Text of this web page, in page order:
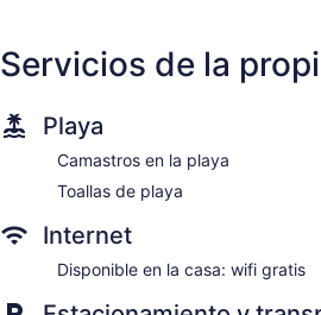
Servicios de la
Playa
Camastros en la playa
Toallas de playa
Internet
Disponible en la casa: wifi gratis